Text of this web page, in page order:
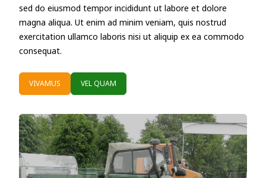
sed do eiusmod tempor incididunt ut labore et dolore
magna aliqua. Ut enim ad minim veniam, quis nostrud
exercitation ullamco laboris nisi ut aliquip ex ea commodo
consequat.
VIVAMUS VEL QUAM